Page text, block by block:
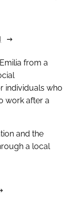
from a
individuals who
work after a
and the
a local